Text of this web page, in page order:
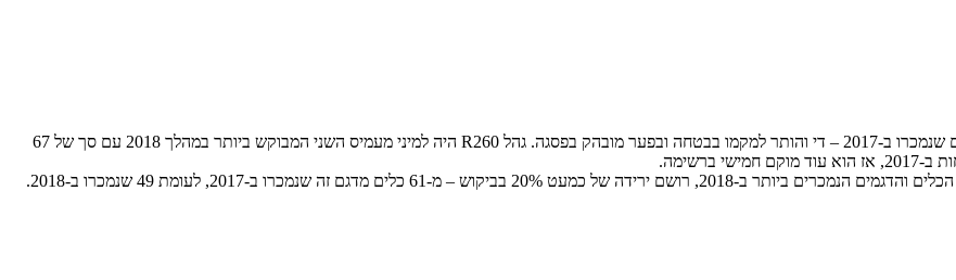
בובקט S450 נמכר 79 פעמים ב-2018, זינוק של יותר מ-46% לעומת 54 הכלים שנמכרו ב-2017 – די והותר למקמו בבטחה ובפער מובהק בפסגה. גהל R260 היה למיני מעמיס השני המבוקש ביותר במהלך 2018 עם סך של 67